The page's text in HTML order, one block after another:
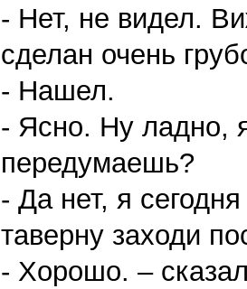
- Нет, не видел.
сделан очень
- Нашел.
- Ясно. Ну ладно,
передумаешь?
- Да нет, я
таверну заходи
- Хорошо. –